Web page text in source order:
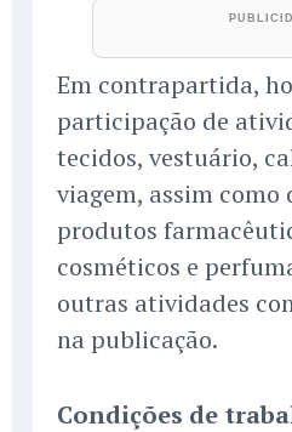
Em contrapartida,
participação de
tecidos, vestuário,
viagem, assim como
produtos
cosméticos e
outras atividades
na publicação.
Condições de